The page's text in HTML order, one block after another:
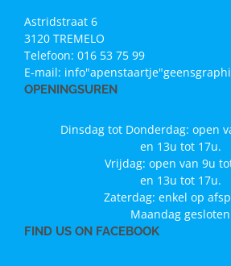
Astridstraat 6
3120 TREMELO
Telefoon: 016 53 75 99
E-mail:
OPENINGSUREN
Dinsdag tot Donderdag: open
en 13u tot 17u.
Vrijdag: open van 9u
en 13u tot 17u.
Zaterdag: enkel op
Maandag gesloten
FIND US ON FACEBOOK